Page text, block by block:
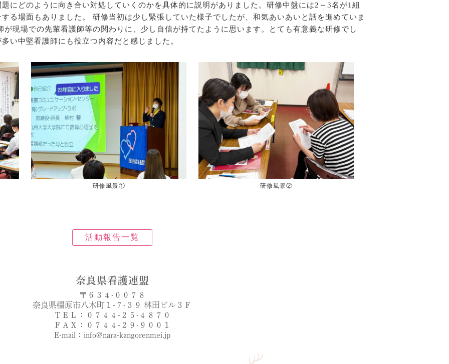
にどのように向き合い対処していくのかを具体的に説明がありました。研修中盤には2～3名が1組
る場面もありました。 研修当初は少し緊張していた様子でしたが、和気あいあいと話を進めていま
が現場での先輩看護師等の関わりに、少し自信が持てたように思います。とても有意義な研修でし
い中堅看護師にも役立つ内容だと感じました。
研修風景① 研修風景②
活動報告一覧
奈良県看護連盟
〒６３４-００７８
奈良県橿原市八木町１-７-３９ 林田ビル３Ｆ
ＴＥＬ：０７４４-２５-４８７０
ＦＡＸ：０７４４-２９-９００１
E-mail：info@nara-kangorenmei.jp